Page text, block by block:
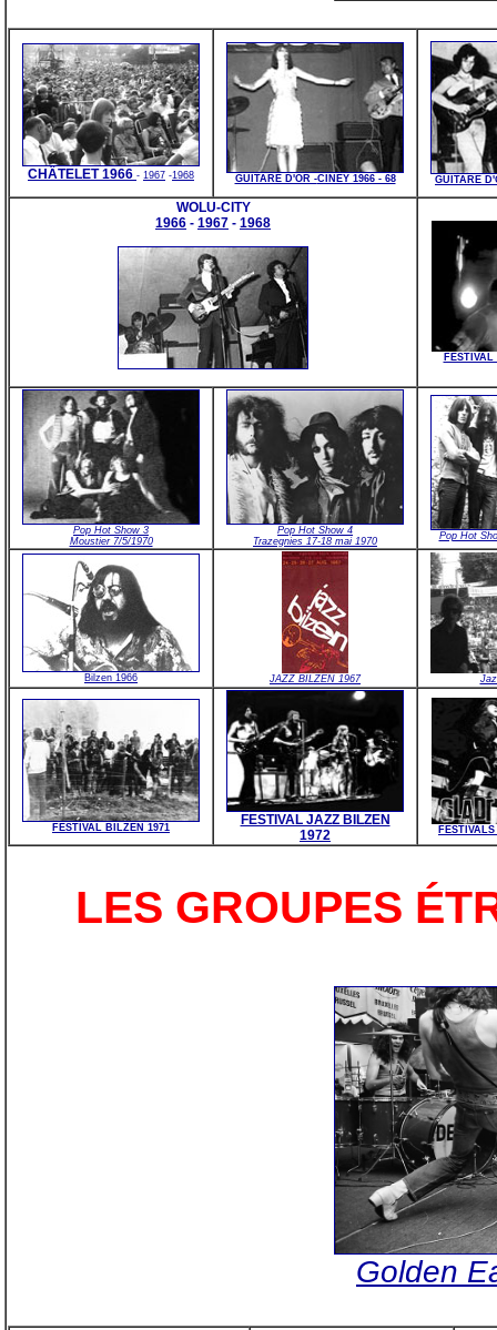
CHÂTELET 1966 - 1967 -1968 GUITARE D'OR -CINEY 1966 - 68 GUITARE
WOLU-CITY
1966 - 1967 - 1968
Pop Hot Show 3
Moustier 7/5/1970
Pop Hot Show 4
Trazegnies 17-18 mai 1970
Pop Hot
Bilzen 1966 JAZZ BILZEN 1967
FESTIVAL BILZEN 1971
FESTIVAL JAZZ BILZEN
1972
LES GROUPES
Golden